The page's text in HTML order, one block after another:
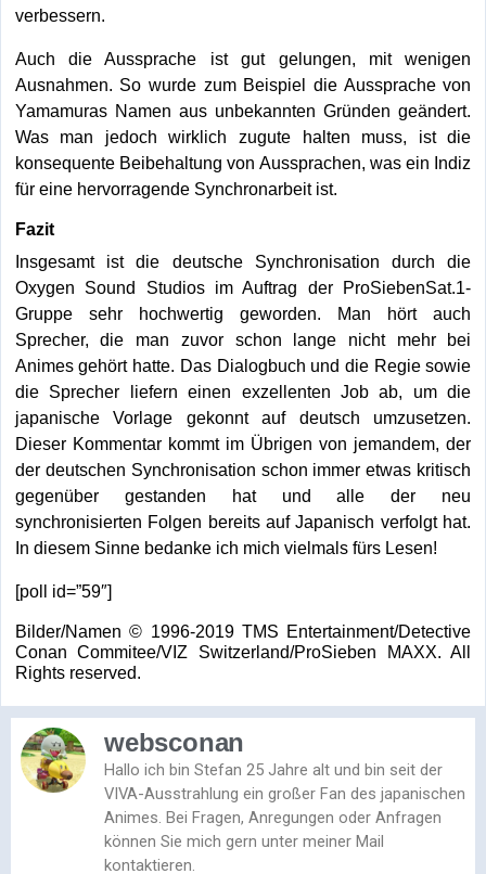
verbessern.
Auch die Aussprache ist gut gelungen, mit wenigen
Ausnahmen. So wurde zum Beispiel die Aussprache von
Yamamuras Namen aus unbekannten Gründen geändert.
Was man jedoch wirklich zugute halten muss, ist die
konsequente Beibehaltung von Aussprachen, was ein Indiz
für eine hervorragende Synchronarbeit ist.
Fazit
Insgesamt ist die deutsche Synchronisation durch die
Oxygen Sound Studios im Auftrag der ProSiebenSat.1-
Gruppe sehr hochwertig geworden. Man hört auch
Sprecher, die man zuvor schon lange nicht mehr bei
Animes gehört hatte. Das Dialogbuch und die Regie sowie
die Sprecher liefern einen exzellenten Job ab, um die
japanische Vorlage gekonnt auf deutsch umzusetzen.
Dieser Kommentar kommt im Übrigen von jemandem, der
der deutschen Synchronisation schon immer etwas kritisch
gegenüber gestanden hat und alle der neu
synchronisierten Folgen bereits auf Japanisch verfolgt hat.
In diesem Sinne bedanke ich mich vielmals fürs Lesen!
[poll id=”59″]
Bilder/Namen © 1996-2019 TMS Entertainment/Detective
Conan Commitee/VIZ Switzerland/ProSieben MAXX. All
Rights reserved.
websconan
Hallo ich bin Stefan 25 Jahre alt und bin seit der
VIVA-Ausstrahlung ein großer Fan des japanischen
Animes. Bei Fragen, Anregungen oder Anfragen
können Sie mich gern unter meiner Mail
kontaktieren.